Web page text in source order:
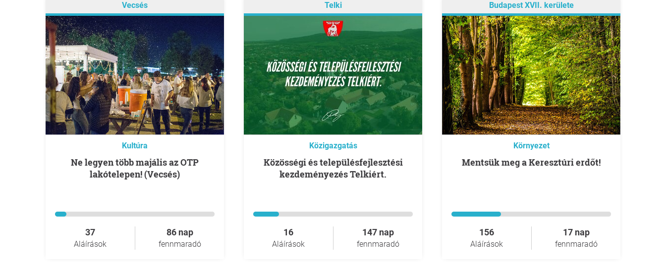
Vecsés
Kultúra
Ne legyen több majális az OTP
lakótelepen! (Vecsés)
37
Aláírások
86 nap
fennmaradó
Telki
Közigazgatás
Közösségi és településfejlesztési
kezdeményezés Telkiért.
16
Aláírások
147 nap
fennmaradó
Budapest XVII. kerülete
Környezet
Mentsük meg a Keresztúri erdőt!
156
Aláírások
17 nap
fennmaradó